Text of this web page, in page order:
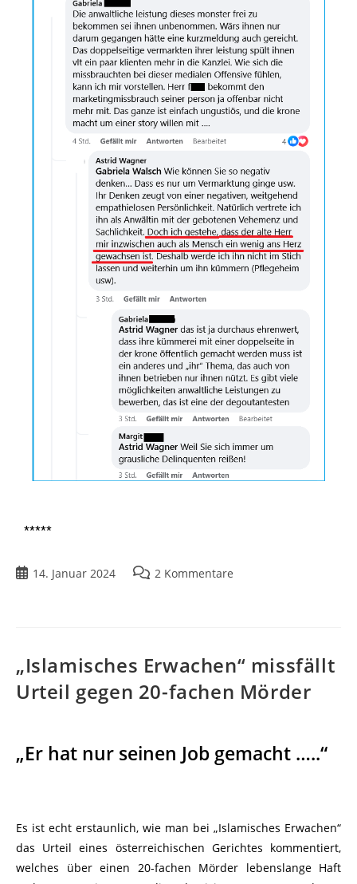
*****
14. Januar 2024 2 Kommentare
„Islamisches Erwachen“ missfällt
Urteil gegen 20-fachen Mörder
„Er hat nur seinen Job gemacht …..“
Es ist echt erstaunlich, wie man bei „Islamisches Erwachen“
das Urteil eines österreichischen Gerichtes kommentiert,
welches über einen 20-fachen Mörder lebenslange Haft